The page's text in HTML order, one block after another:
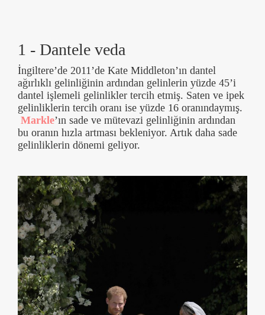
1 - Dantele veda
İngiltere’de 2011’de Kate Middleton’ın dantel
ağırlıklı gelinliğinin ardından gelinlerin yüzde 45’i
dantel işlemeli gelinlikler tercih etmiş. Saten ve ipek
gelinliklerin tercih oranı ise yüzde 16 oranındaymış.
Markle’ın sade ve mütevazi gelinliğinin ardından
bu oranın hızla artması bekleniyor. Artık daha sade
gelinliklerin dönemi geliyor.